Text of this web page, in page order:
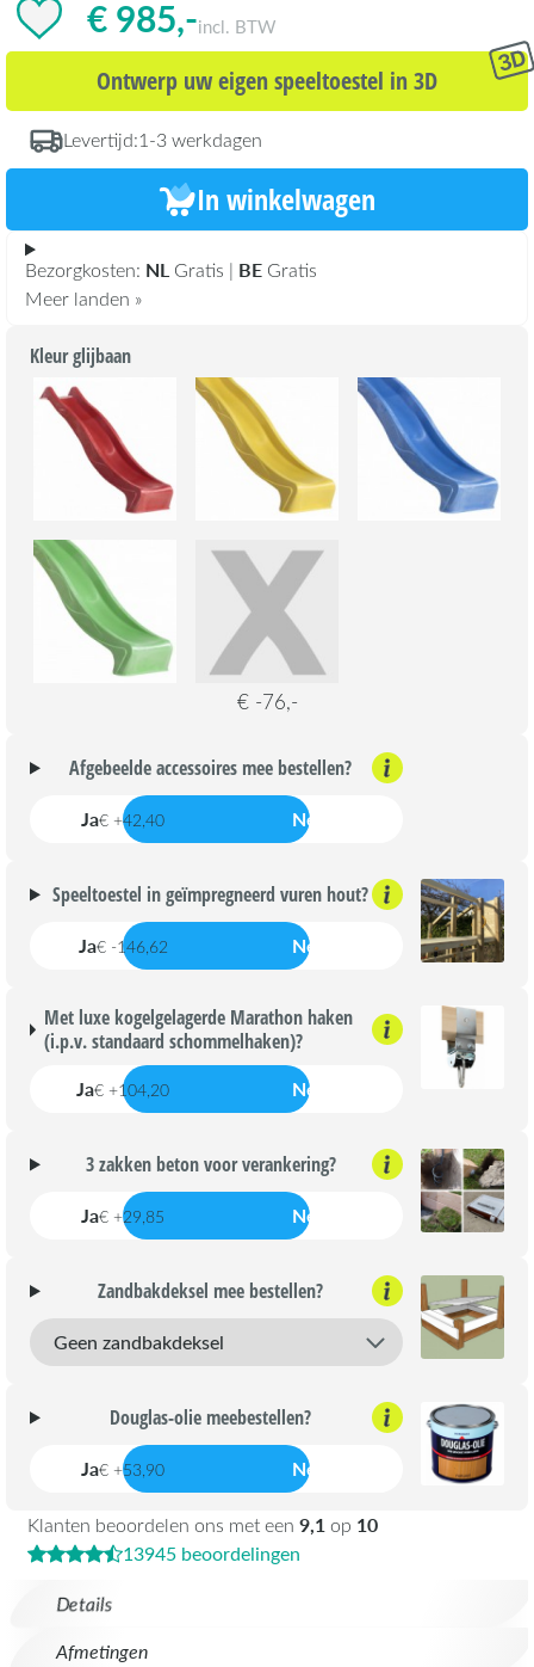
Details
Afmetingen
€ 985,-incl. BTW
Ontwerp uw eigen speeltoestel in 3D
Levertijd:1-3 werkdagen
In winkelwagen
Bezorgkosten: NL Gratis | BE Gratis
Meer landen »
Klanten beoordelen ons met een 9,1 op 10
13945 beoordelingen
Kleur glijbaan
€ -76,-
Afgebeelde accessoires mee bestellen?
Ja€ +42,40 Nee
Speeltoestel in geïmpregneerd vuren hout?
Ja€ -146,62 Nee
Met luxe kogelgelagerde Marathon haken
(i.p.v. standaard schommelhaken)?
Ja€ +104,20 Nee
3 zakken beton voor verankering?
Ja€ +29,85 Nee
Zandbakdeksel mee bestellen?
Douglas-olie meebestellen?
Ja€ +53,90 Nee